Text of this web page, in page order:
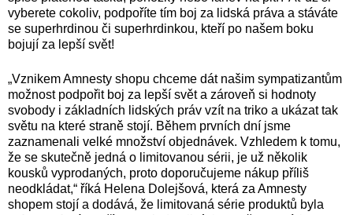
vyberete cokoliv, podpoříte tím boj za lidská práva a stáváte
se superhrdinou či superhrdinkou, kteří po našem boku
bojují za lepší svět!
„Vznikem Amnesty shopu chceme dát našim sympatizantům
možnost podpořit boj za lepší svět a zároveň si hodnoty
svobody i základních lidských práv vzít na triko a ukázat tak
světu na které straně stojí. Během prvních dní jsme
zaznamenali velké množství objednávek. Vzhledem k tomu,
že se skutečně jedná o limitovanou sérii, je už několik
kousků vyprodaných, proto doporučujeme nákup příliš
neodkládat,“ říká Helena Dolejšová, která za Amnesty
shopem stojí a dodává, že limitovaná série produktů byla